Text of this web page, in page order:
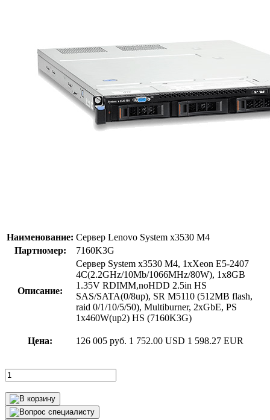
Наименование: Сервер Lenovo System x3530 M4
Партномер:
7160K3G
Описание:
Сервер System x3530 M4, 1xXeon E5-2407
4C(2.2GHz/10Mb/1066MHz/80W), 1x8GB
1.35V RDIMM,noHDD 2.5in HS
SAS/SATA(0/8up), SR M5110 (512MB flash,
raid 0/1/10/5/50), Multiburner, 2xGbE, PS
1x460W(up2) HS (7160K3G)
Цена: 126 005 руб. 1 752.00 USD 1 598.27 EUR